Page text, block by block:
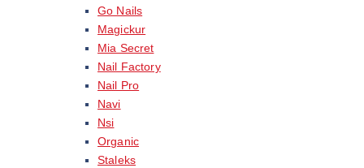
Go Nails
Magickur
Mia Secret
Nail Factory
Nail Pro
Navi
Nsi
Organic
Staleks